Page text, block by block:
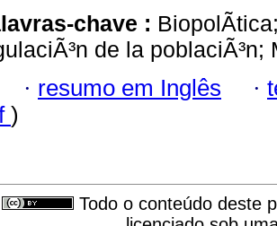
chave :
de la poblaciÃ³n;
· resumo em Inglês ·
)
Todo o conteúdo deste